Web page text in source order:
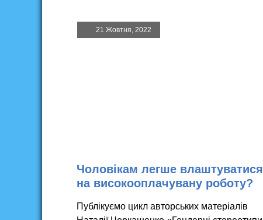
21 Жовтня, 2022
Чоловікам легше влаштуватися
на високооплачувану роботу?
Публікуємо цикл авторських матеріалів